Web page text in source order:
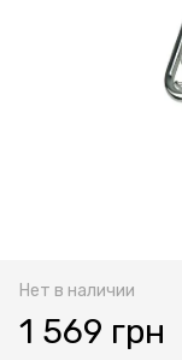
Нет в наличии
1 569 грн